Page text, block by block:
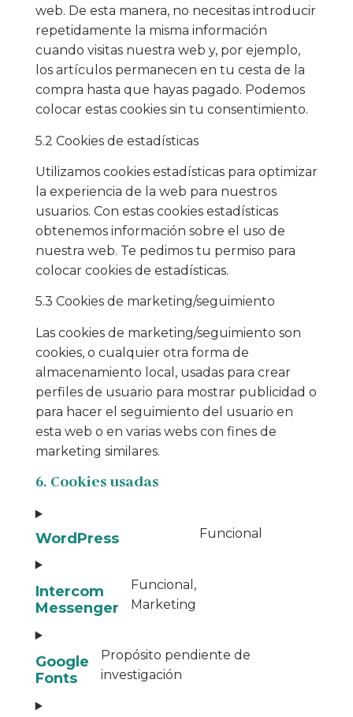
web. De esta manera, no necesitas introducir
repetidamente la misma información
cuando visitas nuestra web y, por ejemplo,
los artículos permanecen en tu cesta de la
compra hasta que hayas pagado. Podemos
colocar estas cookies sin tu consentimiento.
5.2 Cookies de estadísticas
Utilizamos cookies estadísticas para optimizar
la experiencia de la web para nuestros
usuarios. Con estas cookies estadísticas
obtenemos información sobre el uso de
nuestra web. Te pedimos tu permiso para
colocar cookies de estadísticas.
5.3 Cookies de marketing/seguimiento
Las cookies de marketing/seguimiento son
cookies, o cualquier otra forma de
almacenamiento local, usadas para crear
perfiles de usuario para mostrar publicidad o
para hacer el seguimiento del usuario en
esta web o en varias webs con fines de
marketing similares.
6. Cookies usadas
WordPress Funcional
Intercom
Messenger
Funcional,
Marketing
Google
Fonts
Propósito pendiente de
investigación